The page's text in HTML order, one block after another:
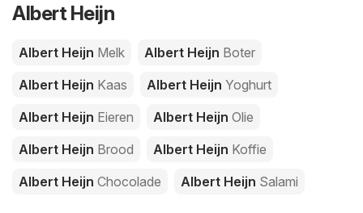
Albert Heijn
Albert Heijn Melk Albert Heijn Boter
Albert Heijn Kaas Albert Heijn Yoghurt
Albert Heijn Eieren Albert Heijn Olie
Albert Heijn Brood Albert Heijn Koffie
Albert Heijn Chocolade Albert Heijn Salami